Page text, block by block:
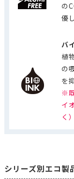
の
優
バ
植
の
を
※
イ
く）
シリーズ別エコ製